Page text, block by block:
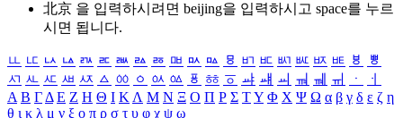
北京 을 입력하시려면 beijing을 입력하시고 space를 누르
시면 됩니다.
ㅥ ㅦ ㅧ ㅨ ㅩ ㅪ ㅫ ㅬ ㅭ ㅮ ㅯ ㅰ ㅱ ㅲ ㅳ ㅴ ㅵ ㅶ ㅷ ㅸ
ㅹ
ㅺ ㅻ ㅼ ㅽ ㅾ ㅿ ㆀ ㆁ ㆂ ㆃ ㆄ ㆅ ㆆ ㆇ ㆈ ㆉ ㆊ ㆋ ㆌ ㆍ
ㆎ
Α Β ΓΔ Ε Ζ Η Θ Ι ΚΛ Μ Ν Ξ Ο Π Ρ Σ ΤΥ Φ Χ Ψ Ω α β γ δ ε ζ η
θ ι κ λ μ ν ξ ο π ρ σ τ υ φ χ ψ ω